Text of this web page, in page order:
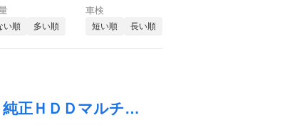
い順 多い順
車検
短い順 長い順
クラウン ロイヤルサルーン ナビパッケージ 純正ＨＤＤマルチナビ／バックカメラ／地デジＴＶ／ＣＤ＆ＤＶＤ再生／ＭＤ／ＥＴＣ／デュアルオートエアコン／オートクルーズコントロール／ＨＩＤ（キセノンライト）／フォグランプ／パワーシート／純正１７アルミ